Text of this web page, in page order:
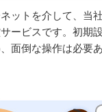
ットを介して、当
ービスです。初期
面倒な操作は必要あ